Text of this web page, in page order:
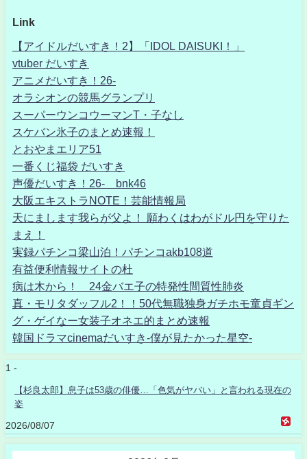
Link
【アイドルだいすき！2】「IDOL DAISUKI！」
vtuber だいすき
アニメだいすき！26-
オラシオンの競馬グランプリ
スーパーウンコウーマンT・子なし
スケバン氷子のまとめ速報！
とおやまエリア51
一番くじ福袋 だいすき
声優だいすき！26- bnk46
大阪エキストラNOTE！芸能情報局
天にまします我らが父よ！ 願わくはわがドル円を守りた
まえ！
実録パチンコ梁山泊！パチンコakb108道
有益便利情報サイトの杜
病は木から！ 24金バエ子の特発性間質性肺炎
真・モリタダッフル2！！50代無職独身ガチホモ童貞ギン
グ・ゲイなー女装子オネエ的まとめ速報
韓国ドラマcinemaだいすき-僕が見たかった星空-
1 -
【杉良太郎】息子は53歳の俳優…「色気がヤバい」と言われる現在の
姿
2026/08/07